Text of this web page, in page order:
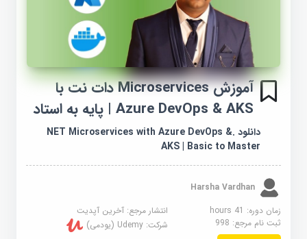
آموزش Microservices دات نت با
Azure DevOps & AKS | پایه به استاد
دانلود .NET Microservices with Azure DevOps &
AKS | Basic to Master
Harsha Vardhan
زمان دوره: 41 hours
انتشار مرجع:آخرین آپدیت
ثبت نام مرجع:998 شرکت:Udemy (یودمی)